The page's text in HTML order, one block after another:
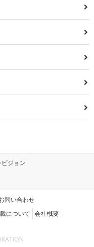
ジョン
問い合わせ
について 会社概要